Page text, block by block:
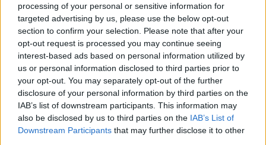
processing of your personal or sensitive information for
targeted advertising by us, please use the below opt-out
section to confirm your selection. Please note that after your
opt-out request is processed you may continue seeing
interest-based ads based on personal information utilized by
us or personal information disclosed to third parties prior to
your opt-out. You may separately opt-out of the further
disclosure of your personal information by third parties on the
IAB’s list of downstream participants. This information may
also be disclosed by us to third parties on the IAB’s List of
Downstream Participants that may further disclose it to other
Του Δημήτρη Μιναρετζή/info@eurohoops.net
Στα 38 του ο Γάλλος σταρ
πραγματοποίησε μία εξαιρετική
σεζόν σε ατομικό επίπεδο ως μέλος τηςΒιλερμπάν και
τώρα στους πρωταθλητές Ευρώπης μετράει ήδη 2/2 νίκες
(μεΒαλένθιακαι Βίρτους εκτός), συμβάλλοντας
καθοριστικά σε αμφότερες τις επιτυχίες.
Ο Ντε Κολό πήγε στηΦενέργια να δυναμώσει το ήδη
ισχυρό ρόστερ των πρωταθλητών Ευρώπης και ο